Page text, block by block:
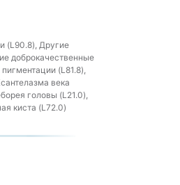
(L90.8), Другие
доброкачественные
(L81.8),
века
головы (L21.0),
киста (L72.0)